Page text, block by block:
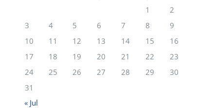
1
2
3
4 5 6 7 8
9
10
11 12 13 14 15
16
17
18 19 20 21 22
23
24
25 26 27 28 29
30
31
« Jul